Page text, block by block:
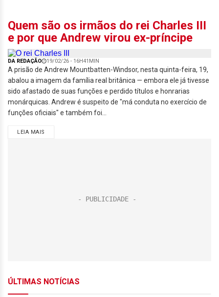
Quem são os irmãos do rei Charles III
e por que Andrew virou ex-príncipe
DA REDAÇÃO 19/02/26 - 16H41MIN
A prisão de Andrew Mountbatten-Windsor, nesta quinta-feira, 19,
abalou a imagem da família real britânica — embora ele já tivesse
sido afastado de suas funções e perdido títulos e honrarias
monárquicas. Andrew é suspeito de "má conduta no exercício de
funções oficiais" e também foi...
LEIA MAIS